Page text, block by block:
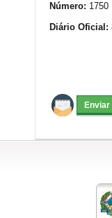
Número: 1750
Diário Oficial: